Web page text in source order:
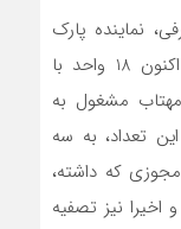
نماینده پارک
صنعتی مهتاب قرار گرفت. او گفت: هم اکنون 18 واحد با
مهتاب مشغول به
تعداد، به سه
که داشته،
اخیرا نیز تصفیه